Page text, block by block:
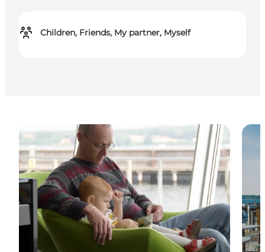
Children, Friends, My partner, Myself